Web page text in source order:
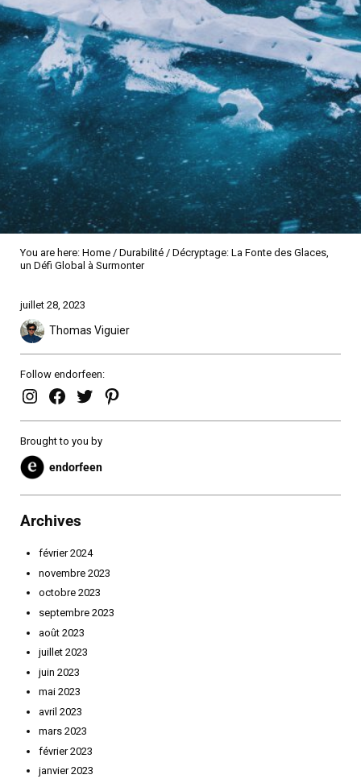
You are here: Home / Durabilité /Décryptage: La Fonte des Glaces,
un Défi Global à Surmonter
juillet 28, 2023
Thomas Viguier
Follow endorfeen:
endorfeen – instagram page
enforfeen Facebook page
endorfeen twitter page
Brought to you by
endorfeen
Archives
février 2024
novembre 2023
octobre 2023
septembre 2023
août 2023
juillet 2023
juin 2023
mai 2023
avril 2023
mars 2023
février 2023
janvier 2023